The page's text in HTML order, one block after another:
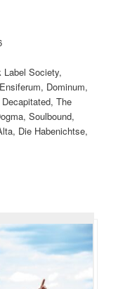
Label Society,
Dominum,
The
Soulbound,
Die Habenichtse,